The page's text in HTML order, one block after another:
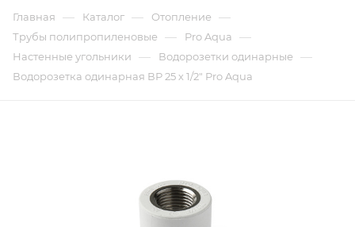
Главная — Каталог — Отопление —
Трубы полипропиленовые — Pro Aqua —
Настенные угольники — Водорозетки одинарные —
Водорозетка одинарная ВР 25 х 1/2" Pro Aqua